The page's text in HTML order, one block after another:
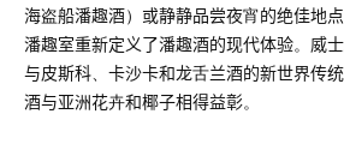
海盗船潘趣酒）或静静品尝夜宵的绝佳地
潘趣室重新定义了潘趣酒的现代体验。威
与皮斯科、卡沙卡和龙舌兰酒的新世界传
酒与亚洲花卉和椰子相得益彰。